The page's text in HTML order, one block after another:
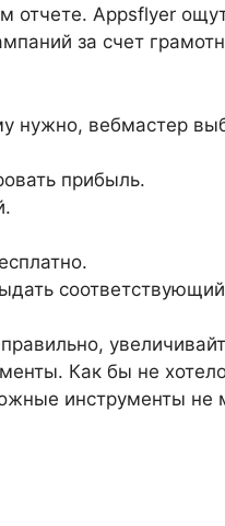
отчете. Appsflyer
за счет
нужно, вебмастер
прибыль.
Как бы не
инструменты не